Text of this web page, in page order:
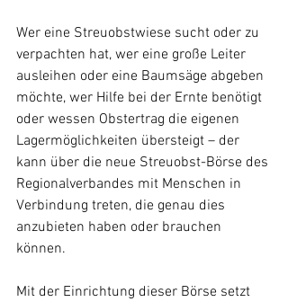
Wer eine Streuobstwiese sucht oder zu
verpachten hat, wer eine große Leiter
ausleihen oder eine Baumsäge abgeben
möchte, wer Hilfe bei der Ernte benötigt
oder wessen Obstertrag die eigenen
Lagermöglichkeiten übersteigt – der
kann über die neue Streuobst-Börse des
Regionalverbandes mit Menschen in
Verbindung treten, die genau dies
anzubieten haben oder brauchen
können.
Mit der Einrichtung dieser Börse setzt